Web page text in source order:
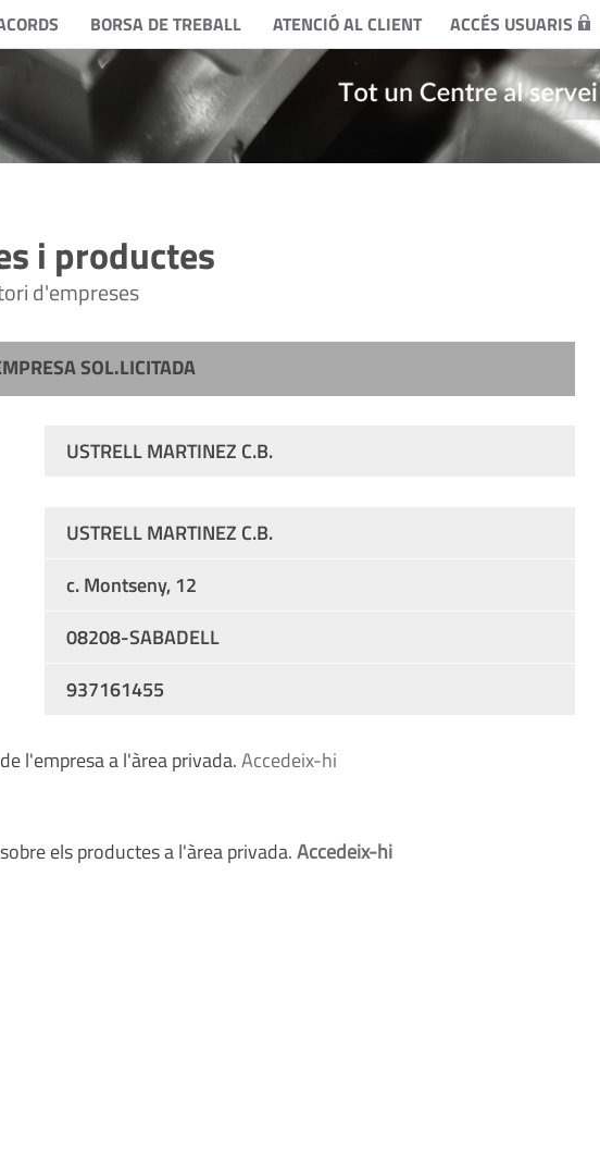
BORSA DE TREBALL ATENCIÓ AL CLIENT ACCÉS USUARIS
i productes
d'empreses
SOL.LICITADA
USTRELL MARTINEZ C.B.
USTRELL MARTINEZ C.B.
c. Montseny, 12
08208-SABADELL
937161455
l'empresa a l'àrea privada.Accedeix-hi
els productes a l'àrea privada.Accedeix-hi